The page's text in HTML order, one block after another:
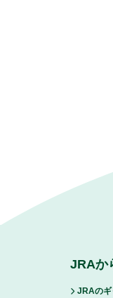
JRAか
JRAのギ